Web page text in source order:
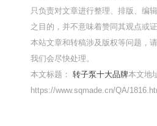
只负责对文章进行整理、排版、编
之目的，并不意味着赞同其观点或
本站文章和转稿涉及版权等问题，
我们会尽快处理。
本文标题：转子泵十大品牌本文地
https://www.sqmade.cn/QA/